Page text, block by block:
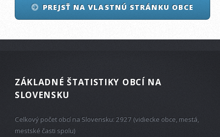
PREJSŤ NA VLASTNÚ STRÁNKU OBCE
ZÁKLADNÉ ŠTATISTIKY OBCÍ NA
SLOVENSKU
Celkový počet obcí na Slovensku: 2927 (vidiecke obce, mestá,
mestské časti spolu)